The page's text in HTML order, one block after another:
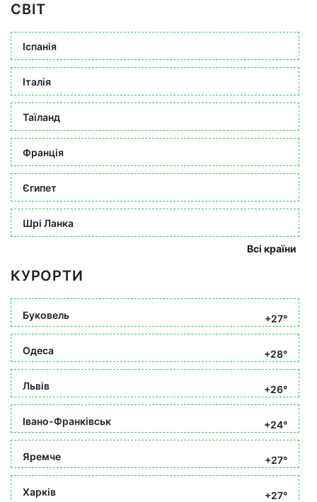
СВІТ
Іспанія
Італія
Таїланд
Франція
Єгипет
Шрі Ланка
Всі країни
КУРОРТИ
Буковель +27°
Одеса +28°
Львів +26°
Івано-Франківськ +24°
Яремче +27°
Харків
+27°